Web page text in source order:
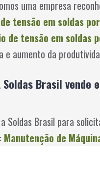
uma empresa
tensão em soldas
de tensão em soldas
e aumento da
Soldas Brasil vende
Soldas Brasil para
Manutenção de